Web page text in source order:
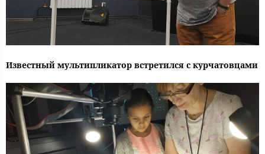
Известный мультипликатор встретился с курчатовцами